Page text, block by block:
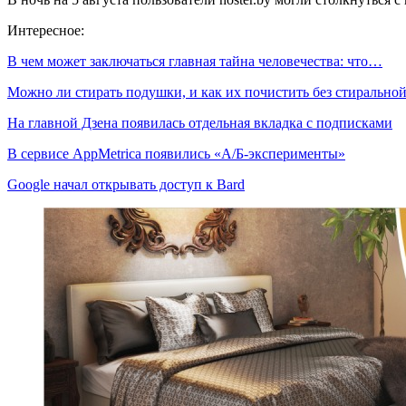
Интересное:
В чем может заключаться главная тайна человечества: что…
Можно ли стирать подушки, и как их почистить без
На главной Дзена появилась отдельная вкладка с подписками
В сервисе AppMetrica появились «А/Б-эксперименты»
Google начал открывать доступ к Bard